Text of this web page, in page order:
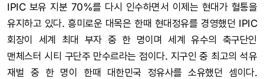
IPIC 보유 지분 70%를 다시 인수하면서 이제는 현대가 혈통을
유지하고 있다. 흥미로운 대목은 한때 현대정유를 경영했던 IPIC
회장이 세계 최대 부자 중 한 명이며 세계 유수의 축구단인
맨체스터 시티 구단주 만수르라는 점이다. 지구인 중 최고의 석유
재벌 중 한 명이 한때 대한민국 정유사를 소유했던 셈이다.